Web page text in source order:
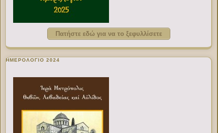
Πατήστε εδώ για να το ξεφυλλίσετε
ΗΜΕΡΟΛΟΓΙΟ 2024